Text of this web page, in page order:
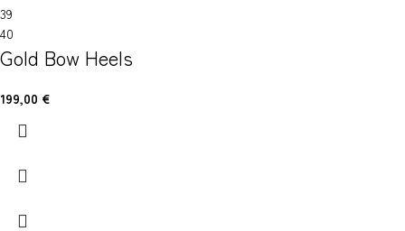
39
40
Gold Bow Heels
199,00 €